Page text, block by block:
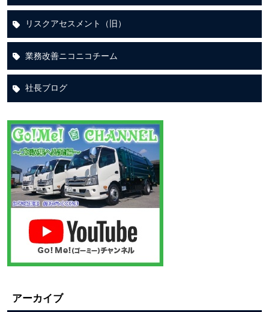
リスクアセスメント（旧）
業務改善ニコニコチーム
社長ブログ
アーカイブ